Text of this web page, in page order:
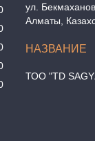
ул.
Алматы,
ТОО "TD